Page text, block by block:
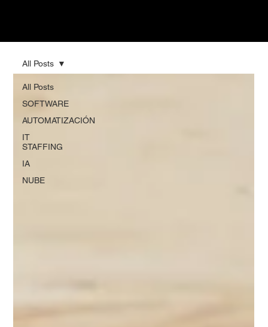
All Posts
SOFTWARE
AUTOMATIZACIÓN
IT
STAFFING
IA
NUBE
All Posts